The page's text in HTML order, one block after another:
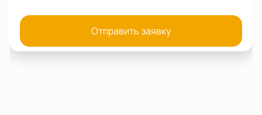
Отправить заявку